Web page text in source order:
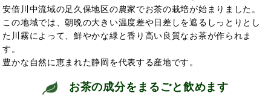
安倍川中流域の足久保地区の農家でお茶の栽培が始まりました。
この地域では、朝晩の大きい温度差や日差しを遮るしっとりとし
た川霧によって、鮮やかな緑と香り高い良質なお茶が作られま
す。
豊かな自然に恵まれた静岡を代表する産地です。
お茶の成分をまるごと飲めます